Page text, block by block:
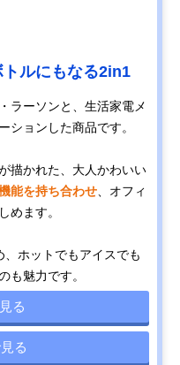
ルにもなる2in1
ラーソンと、生活家電メ
ションした商品です。
描かれた、大人かわいい
能を持ち合わせ 、オフィ
めます。
ホットでもアイスでも
も魅力です。
る
る